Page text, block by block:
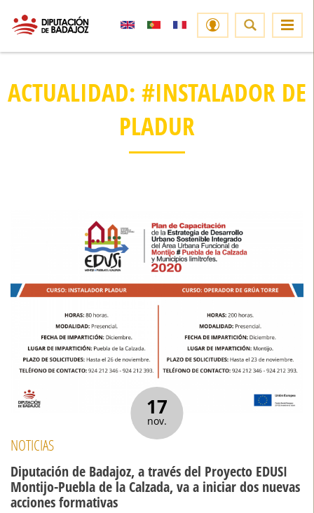
ACTUALIDAD: #INSTALADOR DE
PLADUR
17
nov.
NOTICIAS
Diputación de Badajoz, a través del Proyecto EDUSI
Montijo-Puebla de la Calzada, va a iniciar dos nuevas
acciones formativas